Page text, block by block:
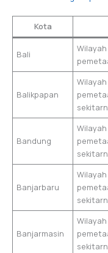
Kota
Bali
Balikpapan
Bandung
Banjarbaru
Banjarmasin